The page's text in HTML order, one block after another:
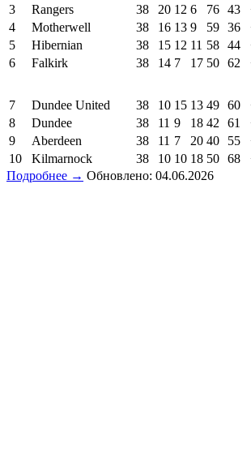
3
Rangers 38 20 12 6 76 43
4
Motherwell 38 16 13 9 59 36
5
Hibernian 38 15 12 11 58 44
6
Falkirk 38 14 7 17 50 62
7 Dundee United 38 10 15 13 49 60
8
Dundee 38 11 9 18 42 61
9
Aberdeen 38 11 7 20 40 55
10
Kilmarnock 38 10 10 18 50 68
Подробнее → Обновлено: 04.06.2026